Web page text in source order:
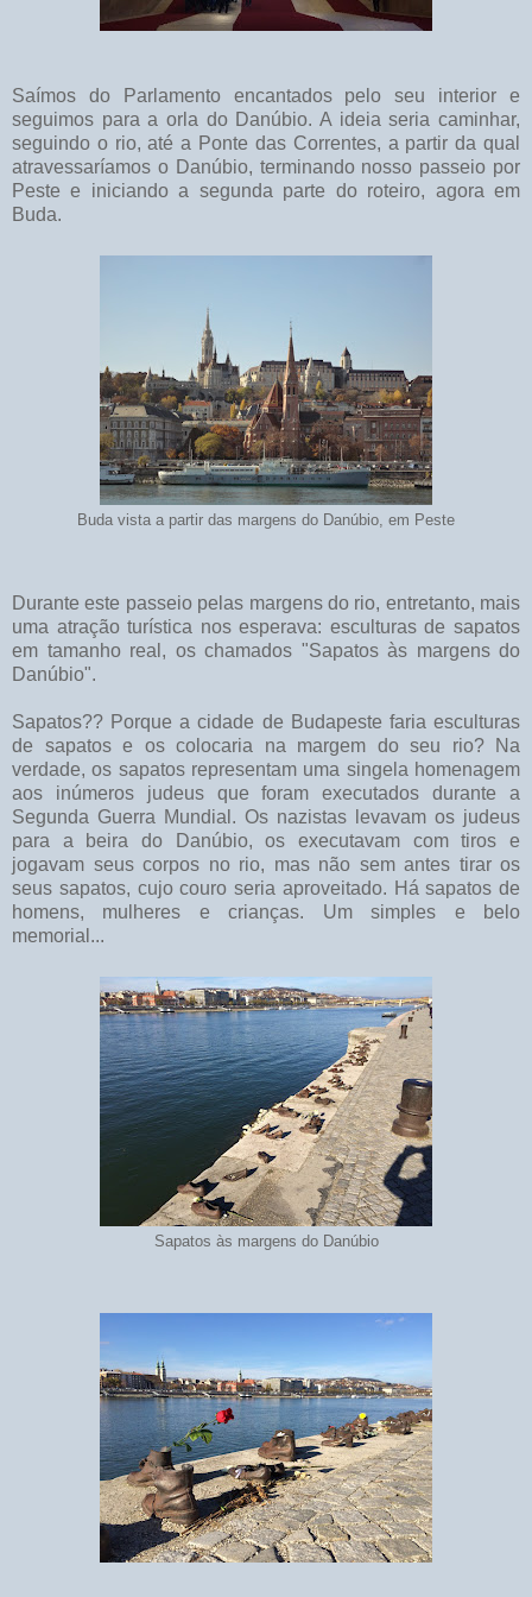
Saímos do Parlamento encantados pelo seu interior e
seguimos para a orla do Danúbio. A ideia seria caminhar,
seguindo o rio, até a Ponte das Correntes, a partir da qual
atravessaríamos o Danúbio, terminando nosso passeio por
Peste e iniciando a segunda parte do roteiro, agora em
Buda.
Buda vista a partir das margens do Danúbio, em Peste
Durante este passeio pelas margens do rio, entretanto, mais
uma atração turística nos esperava: esculturas de sapatos
em tamanho real, os chamados "Sapatos às margens do
Danúbio".
Sapatos?? Porque a cidade de Budapeste faria esculturas
de sapatos e os colocaria na margem do seu rio? Na
verdade, os sapatos representam uma singela homenagem
aos inúmeros judeus que foram executados durante a
Segunda Guerra Mundial. Os nazistas levavam os judeus
para a beira do Danúbio, os executavam com tiros e
jogavam seus corpos no rio, mas não sem antes tirar os
seus sapatos, cujo couro seria aproveitado. Há sapatos de
homens, mulheres e crianças. Um simples e belo
memorial...
Sapatos às margens do Danúbio